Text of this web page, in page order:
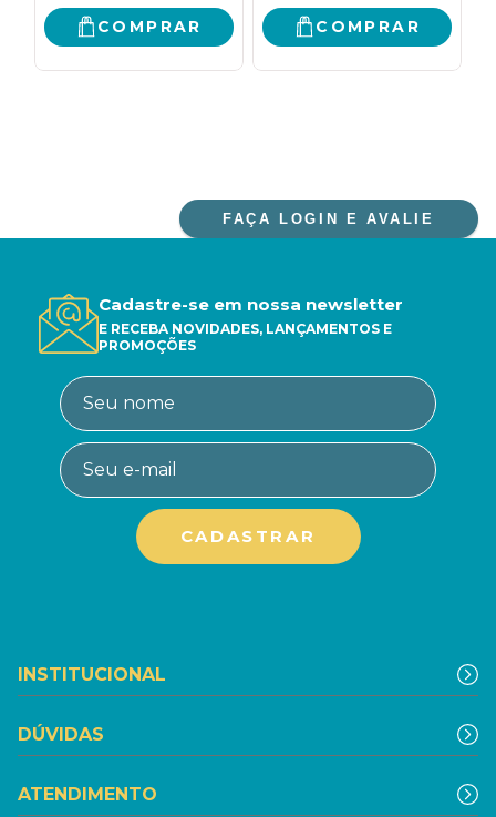
COMPRAR COMPRAR
FAÇA LOGIN E AVALIE
Cadastre-se em nossa newsletter
E RECEBA NOVIDADES, LANÇAMENTOS E
PROMOÇÕES
INSTITUCIONAL
DÚVIDAS
ATENDIMENTO